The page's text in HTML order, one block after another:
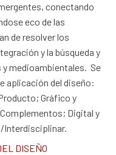
conectando
eco de las
de resolver los
y la búsqueda y
medioambientales. Se
aplicación del diseño:
Gráfico y
Digital y
Interdisciplinar.
DISEÑO